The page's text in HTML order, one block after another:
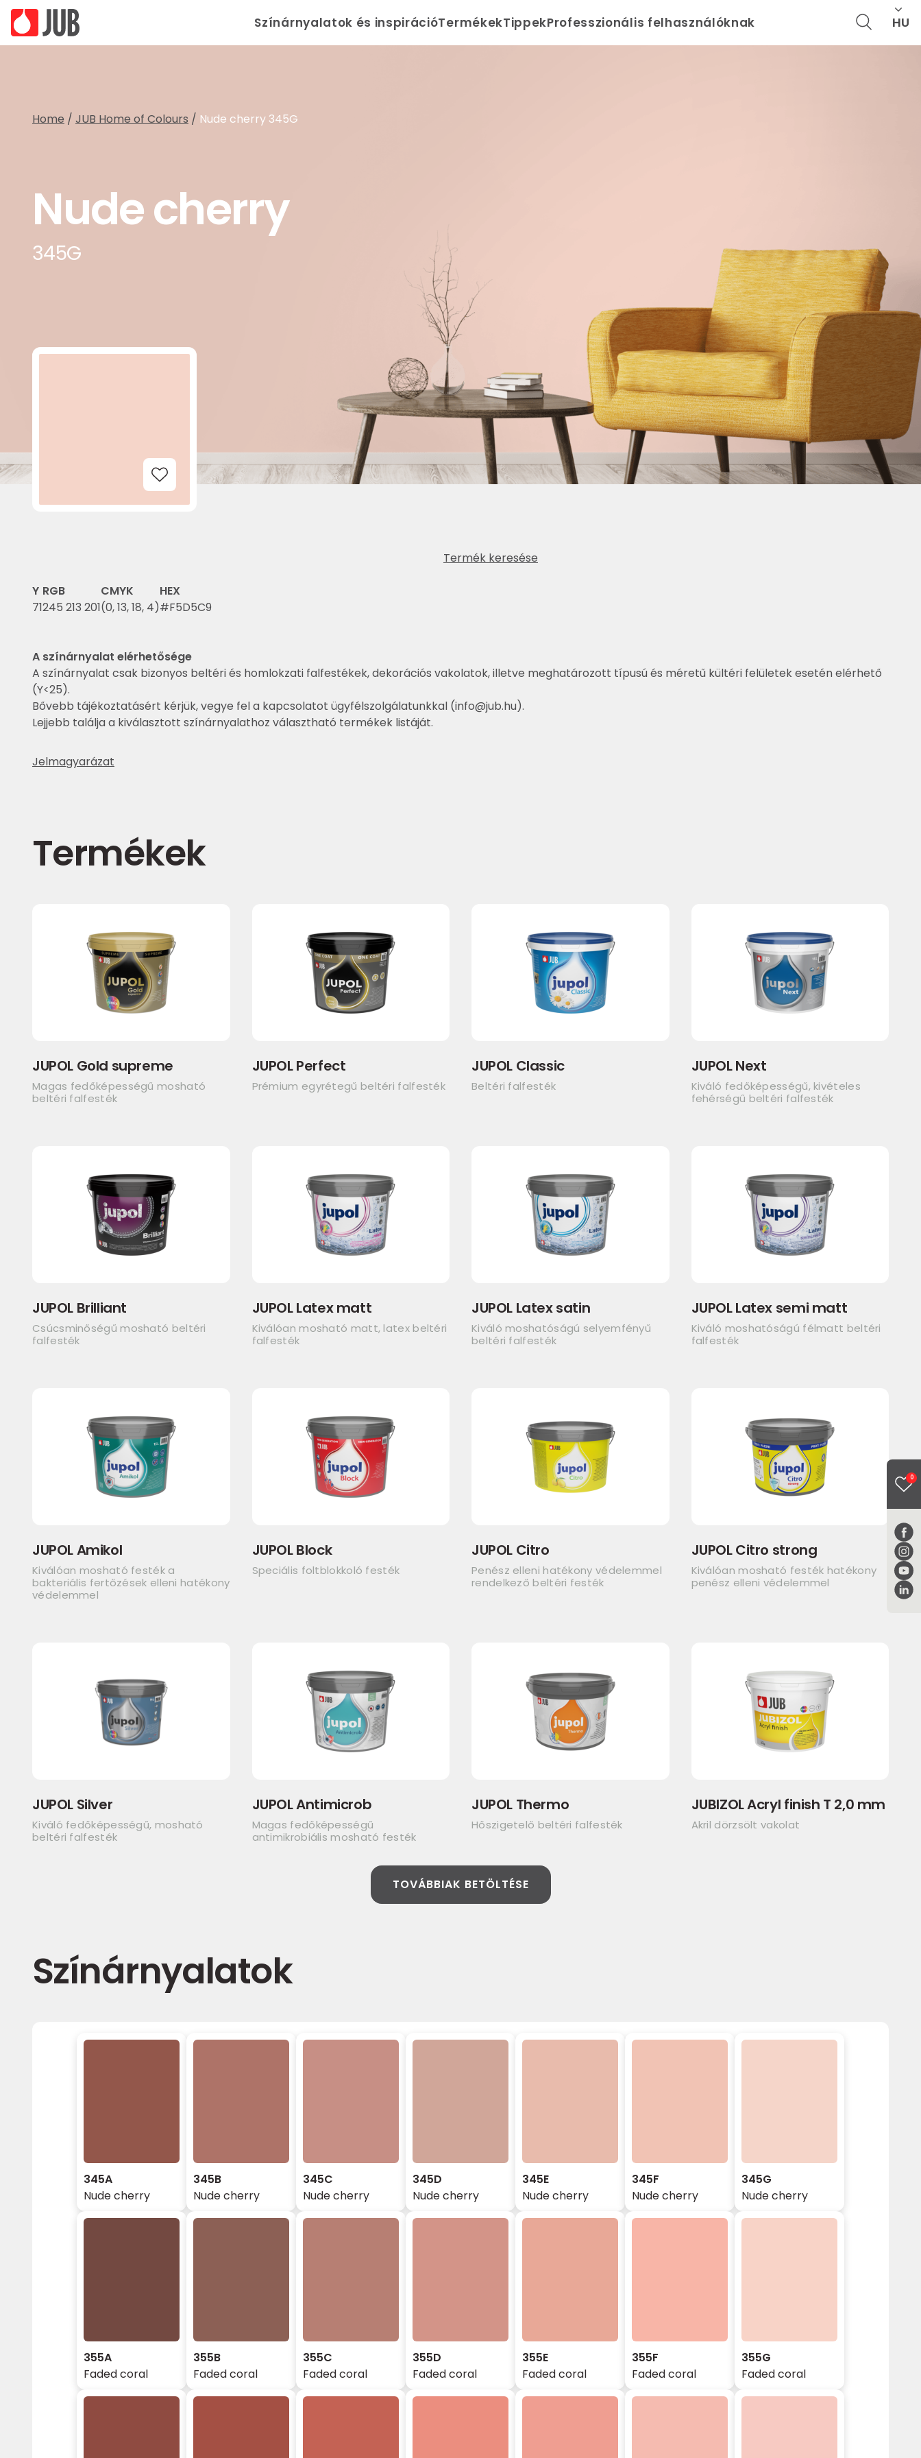
Színárnyalatok és inspirációTermékekTippekProfesszionális felhasználóknak HU
0
Home / JUB Home of Colours / Nude cherry 345G
Nude cherry
345G
Add to Wishlist
Termék keresése
Y
71
RGB
245 213 201
CMYK
(0, 13, 18, 4)
HEX
#F5D5C9
A színárnyalat elérhetősége
A színárnyalat csak bizonyos beltéri és homlokzati falfestékek, dekorációs vakolatok, illetve meghatározott típusú és méretű kültéri felületek esetén elérhető
(Y<25).
Bővebb tájékoztatásért kérjük, vegye fel a kapcsolatot ügyfélszolgálatunkkal (info@jub.hu).
Lejjebb találja a kiválasztott színárnyalathoz választható termékek listáját.
Jelmagyarázat
Termékek
JUPOL Gold supreme
Magas fedőképességű mosható
beltéri falfesték
JUPOL Perfect
Prémium egyrétegű beltéri falfesték
JUPOL Classic
Beltéri falfesték
JUPOL Next
Kiváló fedőképességű, kivételes
fehérségű beltéri falfesték
JUPOL Brilliant
Csúcsminőségű mosható beltéri
falfesték
JUPOL Latex matt
Kiválóan mosható matt, latex beltéri
falfesték
JUPOL Latex satin
Kiváló moshatóságú selyemfényű
beltéri falfesték
JUPOL Latex semi matt
Kiváló moshatóságú félmatt beltéri
falfesték
JUPOL Amikol
Kiválóan mosható festék a
bakteriális fertőzések elleni hatékony
védelemmel
JUPOL Block
Speciális foltblokkoló festék
JUPOL Citro
Penész elleni hatékony védelemmel
rendelkező beltéri festék
JUPOL Citro strong
Kiválóan mosható festék hatékony
penész elleni védelemmel
JUPOL Silver
Kiváló fedőképességű, mosható
beltéri falfesték
JUPOL Antimicrob
Magas fedőképességű
antimikrobiális mosható festék
JUPOL Thermo
Hőszigetelő beltéri falfesték
JUBIZOL Acryl finish T 2,0 mm
Akril dörzsölt vakolat
TOVÁBBIAK BETÖLTÉSE
Színárnyalatok
345A
Nude cherry
345B
Nude cherry
345C
Nude cherry
345D
Nude cherry
345E
Nude cherry
345F
Nude cherry
345G
Nude cherry
355A
Faded coral
355B
Faded coral
355C
Faded coral
355D
Faded coral
355E
Faded coral
355F
Faded coral
355G
Faded coral